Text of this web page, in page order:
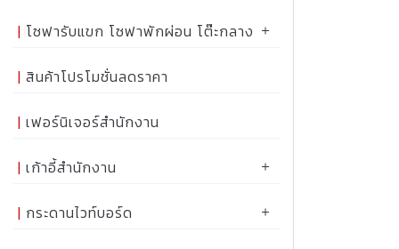
โซฟารับแขก โซฟาพักผ่อน โต๊ะกลาง
สินค้าโปรโมชั่นลดราคา
เฟอร์นิเจอร์สำนักงาน
เก้าอี้สำนักงาน
กระดานไวท์บอร์ด